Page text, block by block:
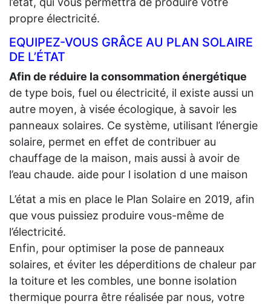
propre électricité.
EQUIPEZ-VOUS GRÂCE AU PLAN SOLAIRE
DE L’ÉTAT
Afin de réduire la consommation énergétique
de type bois, fuel ou électricité, il existe aussi un
autre moyen, à visée écologique, à savoir les
panneaux solaires. Ce système, utilisant l’énergie
solaire, permet en effet de contribuer au
chauffage de la maison, mais aussi à avoir de
l’eau chaude. aide pour l isolation d une maison
L’état a mis en place le Plan Solaire en 2019, afin
que vous puissiez produire vous-même de
l’électricité.
Enfin, pour optimiser la pose de panneaux
solaires, et éviter les déperditions de chaleur par
la toiture et les combles, une bonne isolation
thermique pourra être réalisée par nous, votre